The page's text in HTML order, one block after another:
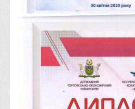
Корисні посилання
З організації виховної та
студентів
Технічних засобів навчання
Редакційно-видавничий